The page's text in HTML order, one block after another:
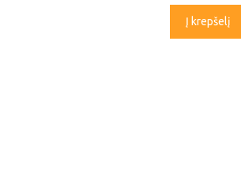
Į krepšelį